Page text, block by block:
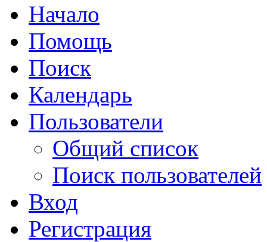
Начало
Помощь
Поиск
Календарь
Пользователи
Общий список
Поиск пользователей
Вход
Регистрация